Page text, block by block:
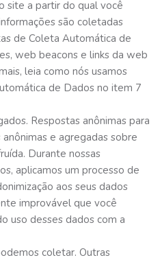
site a partir do qual você
são coletadas
de Coleta Automática de
web beacons e links da web
leia como nós usamos
de Dados no item 7
Respostas anônimas para
e agregadas sobre
Durante nossas
aplicamos um processo de
aos seus dados
improvável que você
uso desses dados com a
coletar. Outras